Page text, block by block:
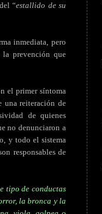
“estallido de su
inmediata, pero
prevención que
el primer síntoma
una reiteración de
de quienes
no denunciaron a
y todo el sistema
responsables de
tipo de conductas
la bronca y la